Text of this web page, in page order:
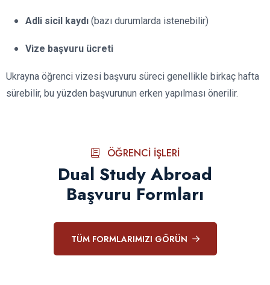
Adli sicil kaydı (bazı durumlarda istenebilir)
Vize başvuru ücreti
Ukrayna öğrenci vizesi başvuru süreci genellikle birkaç hafta
sürebilir, bu yüzden başvurunun erken yapılması önerilir.
ÖĞRENCI İŞLERI
Dual Study Abroad
Başvuru Formları
TÜM FORMLARIMIZI GÖRÜN